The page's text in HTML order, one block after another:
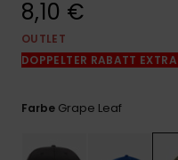
8,10 €
OUTLET
DOPPELTER RABATT
Farbe Grape Leaf